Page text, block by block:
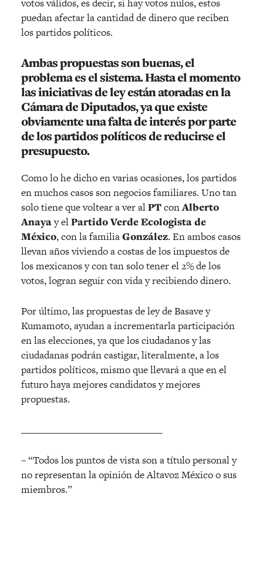
puedan afectar la cantidad de dinero que reciben
los partidos políticos.
Ambas propuestas son buenas, el
problema es el sistema. Hasta el momento
las iniciativas de ley están atoradas en la
Cámara de Diputados, ya que existe
obviamente una falta de interés por parte
de los partidos políticos de reducirse el
presupuesto.
Como lo he dicho en varias ocasiones, los partidos
en muchos casos son negocios familiares. Uno tan
solo tiene que voltear a ver alPTconAlberto
Anayay elPartido Verde Ecologista de
México, con la familiaGonzález. En ambos casos
llevan años viviendo a costas de los impuestos de
los mexicanos y con tan solo tener el 2% de los
votos, logran seguir con vida y recibiendo dinero.
Por último, las propuestas de ley de Basave y
Kumamoto, ayudan a incrementarla participación
en las elecciones, ya que los ciudadanos y las
ciudadanas podrán castigar, literalmente, a los
partidos políticos, mismo que llevará a que en el
futuro haya mejores candidatos y mejores
propuestas.
______________________________
– “Todos los puntos de vista son a título personal y
no representan la opinión de Altavoz México o sus
miembros.”